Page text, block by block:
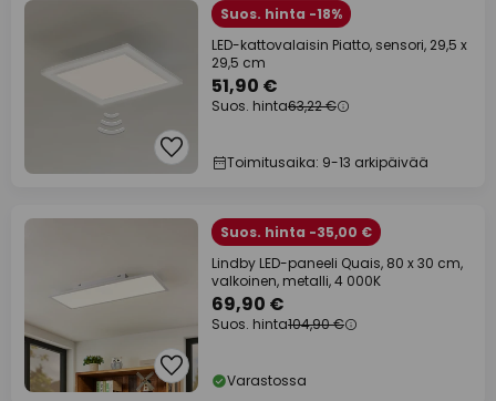
Suos. hinta -18%
LED-kattovalaisin Piatto, sensori, 29,5 x
29,5 cm
51,90 €
Suos. hinta63,22 €
Toimitusaika: 9-13 arkipäivää
Suos. hinta -35,00 €
Lindby LED-paneeli Quais, 80 x 30 cm,
valkoinen, metalli, 4 000K
69,90 €
Suos. hinta104,90 €
Varastossa